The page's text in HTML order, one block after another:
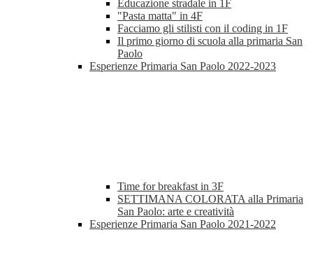
Educazione stradale in 1F
"Pasta matta" in 4F
Facciamo gli stilisti con il coding in 1F
Il primo giorno di scuola alla primaria San
Paolo
Esperienze Primaria San Paolo 2022-2023
Time for breakfast in 3F
SETTIMANA COLORATA alla Primaria
San Paolo: arte e creatività
Esperienze Primaria San Paolo 2021-2022